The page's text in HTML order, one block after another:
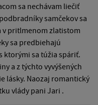
sa nechávam liečiť
samčekov sa
pritlmenom zlatistom
sa predbiehajú
ktorými sa túžia spáriť.
a z týchto vyvýšených
lásky. Naozaj romantický
vlády pani Jari .